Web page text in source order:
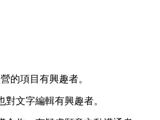
的項目有興趣者。
文字編輯有興趣者。